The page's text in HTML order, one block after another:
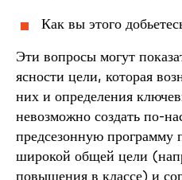
Как вы этого
Эти вопросы могут
ясности цели, которая
них и определения
невозможно создать по-
предсезонную программу
широкой общей цели
повышения в классе) и